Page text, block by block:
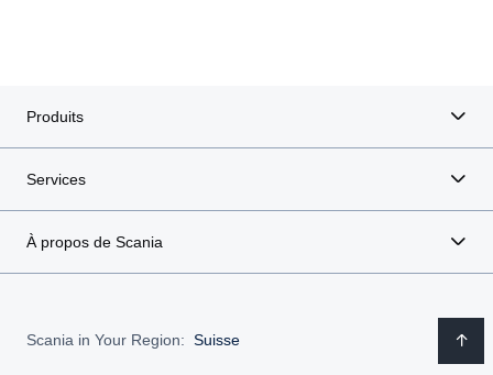
Produits
Services
À propos de Scania
Scania in Your Region: Suisse